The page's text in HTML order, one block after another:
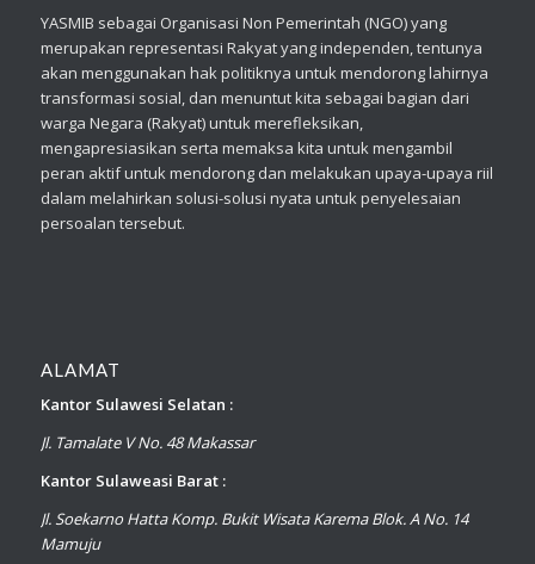
YASMIB sebagai Organisasi Non Pemerintah (NGO) yang
merupakan representasi Rakyat yang independen, tentunya
akan menggunakan hak politiknya untuk mendorong lahirnya
transformasi sosial, dan menuntut kita sebagai bagian dari
warga Negara (Rakyat) untuk merefleksikan,
mengapresiasikan serta memaksa kita untuk mengambil
peran aktif untuk mendorong dan melakukan upaya-upaya riil
dalam melahirkan solusi-solusi nyata untuk penyelesaian
persoalan tersebut.
ALAMAT
Kantor Sulawesi Selatan :
Jl. Tamalate V No. 48 Makassar
Kantor Sulaweasi Barat :
Jl. Soekarno Hatta Komp. Bukit Wisata Karema Blok. A No. 14
Mamuju